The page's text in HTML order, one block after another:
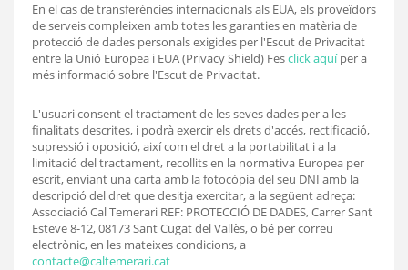
En el cas de transferències internacionals als EUA, els proveïdors
de serveis compleixen amb totes les garanties en matèria de
protecció de dades personals exigides per l'Escut de Privacitat
entre la Unió Europea i EUA (Privacy Shield) Fesclick aquíper a
més informació sobre l'Escut de Privacitat.
L'usuari consent el tractament de les seves dades per a les
finalitats descrites, i podrà exercir els drets d'accés, rectificació,
supressió i oposició, així com el dret a la portabilitat i a la
limitació del tractament, recollits en la normativa Europea per
escrit, enviant una carta amb la fotocòpia del seu DNI amb la
descripció del dret que desitja exercitar, a la següent adreça:
Associació Cal Temerari REF: PROTECCIÓ DE DADES, Carrer Sant
Esteve 8-12, 08173 Sant Cugat del Vallès, o bé per correu
electrònic, en les mateixes condicions, a
contacte@caltemerari.cat